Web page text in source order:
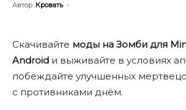
Автор Кровать -
Скачивайте моды на Зомби для
Android и выживайте в условиях
побеждайте улучшенных
с противниками днём.